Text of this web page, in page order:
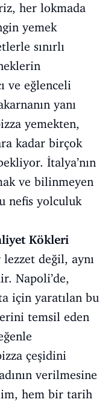
her lokmada
yemek
sınırlı
ve eğlenceli
yanı
yemekten,
kadar birçok
İtalya’nın
ve bilinmeyen
nefis yolculuk
Kökleri
değil, aynı
Napoli’de,
için yaratılan bu
temsil eden
çeşidini
verilmesine
hem bir tarih